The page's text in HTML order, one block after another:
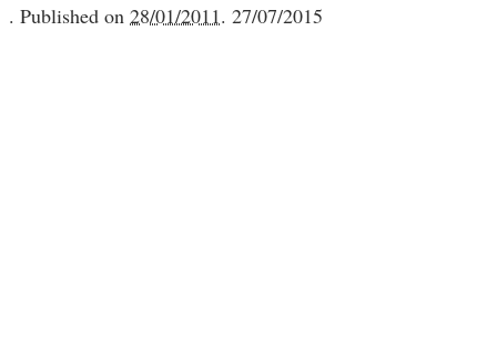
. Published on 28/01/2011. 27/07/2015